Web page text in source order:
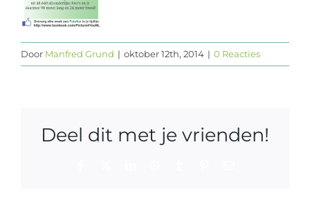
Door Manfred Grund | oktober 12th, 2014 | 0 Reacties
Deel dit met je vrienden!